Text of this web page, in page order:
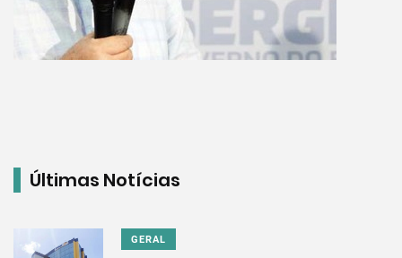
Últimas Notícias
GERAL